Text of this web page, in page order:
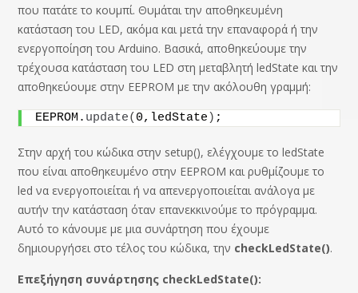
που πατάτε το κουμπί. Θυμάται την αποθηκευμένη
κατάσταση του LED, ακόμα και μετά την επαναφορά ή την
ενεργοποίηση του Arduino. Βασικά, αποθηκεύουμε την
τρέχουσα κατάσταση του LED στη μεταβλητή ledState και την
αποθηκεύουμε στην EEPROM με την ακόλουθη γραμμή:
EEPROM. update( 0,ledState ) ;
Στην αρχή του κώδικα στην setup(), ελέγχουμε το ledState
που είναι αποθηκευμένο στην EEPROM και ρυθμίζουμε το
led να ενεργοποιείται ή να απενεργοποιείται ανάλογα με
αυτήν την κατάσταση όταν επανεκκινούμε το πρόγραμμα.
Αυτό το κάνουμε με μια συνάρτηση που έχουμε
δημιουργήσει στο τέλος του κώδικα, την checkLedState().
Επεξήγηση συνάρτησης checkLedState():